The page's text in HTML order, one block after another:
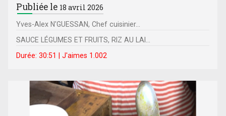
Publiée le 18 avril 2026
Yves-Alex N'GUESSAN, Chef cuisinier...
SAUCE LÉGUMES ET FRUITS, RIZ AU LAI...
Durée: 30:51 | J'aimes 1.002